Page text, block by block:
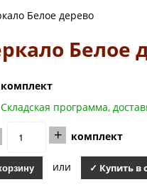
Белое дерево
Белое
комплект
Складская программа,
+ комплект
или ✓ Купить в